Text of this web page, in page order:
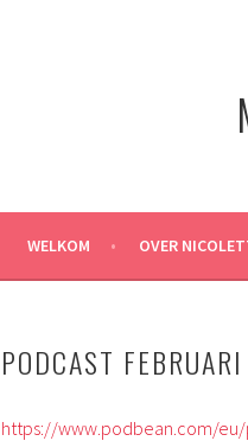
WELKOM OVER
PODCAST FEBRUARI
https://www.podbean.com/